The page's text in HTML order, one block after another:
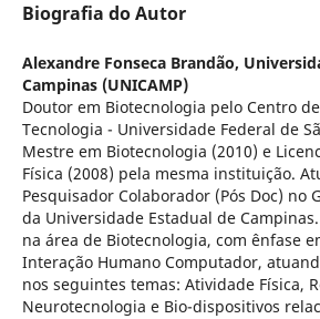
Biografia do Autor
Alexandre Fonseca Brandão,
Campinas (UNICAMP)
Doutor em Biotecnologia pelo Centro
Tecnologia - Universidade Federal de
Mestre em Biotecnologia (2010) e
Física (2008) pela mesma instituição.
Pesquisador Colaborador (Pós Doc) no
da Universidade Estadual de
na área de Biotecnologia, com ênfase
Interação Humano Computador,
nos seguintes temas: Atividade Física,
Neurotecnologia e Bio-dispositivos